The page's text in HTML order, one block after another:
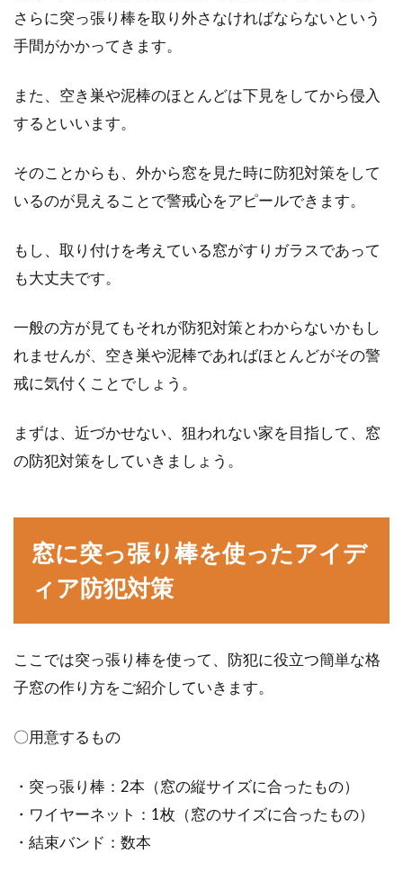
No Image
つ！100均を活用してみて！
しまうような思いをしてしまいますよね。しか
し、寒さ...
さらに突っ張り棒を取り外さなければならないという
手間がかかってきます。
また、空き巣や泥棒のほとんどは下見をしてから侵入
するといいます。
そのことからも、外から窓を見た時に防犯対策をして
いるのが見えることで警戒心をアピールできます。
もし、取り付けを考えている窓がすりガラスであって
も大丈夫です。
一般の方が見てもそれが防犯対策とわからないかもし
れませんが、空き巣や泥棒であればほとんどがその警
戒に気付くことでしょう。
まずは、近づかせない、狙われない家を目指して、窓
の防犯対策をしていきましょう。
窓に突っ張り棒を使ったアイデ
ィア防犯対策
ここでは突っ張り棒を使って、防犯に役立つ簡単な格
子窓の作り方をご紹介していきます。
〇用意するもの
・突っ張り棒：2本（窓の縦サイズに合ったもの）
・ワイヤーネット：1枚（窓のサイズに合ったもの）
・結束バンド：数本